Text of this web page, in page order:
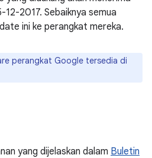
2017. Sebaiknya semua
ini ke perangkat mereka.
perangkat Google tersedia di
yang dijelaskan dalam Buletin